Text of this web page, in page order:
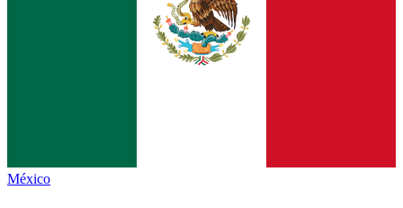
México